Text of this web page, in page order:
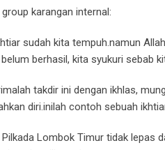
karangan internal:
sudah kita tempuh.namun
berhasil, kita syukuri sebab
takdir ini dengan ikhlas,
diri.inilah contoh sebuah
Lombok Timur tidak lepas